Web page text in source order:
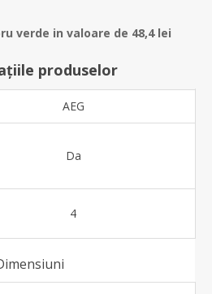
verde in valoare de 48,4 lei
produselor
AEG
Da
4